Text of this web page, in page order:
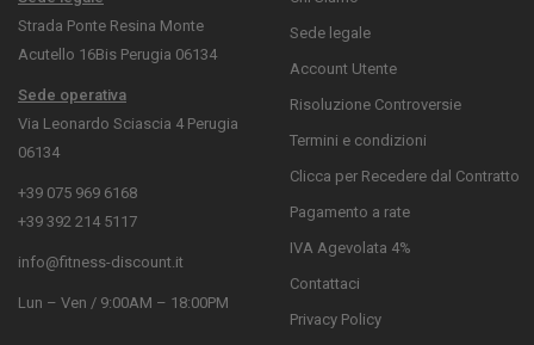
Strada Ponte Resina Monte
Acutello 16Bis Perugia 06134
Sede operativa
Via Leonardo Sciascia 4 Perugia
06134
+39 075 969 6168
+39 392 214 5117
info@fitness-discount.it
Lun – Ven / 9:00AM – 18:00PM
Sede legale
Account Utente
Risoluzione Controversie
Termini e condizioni
Clicca per Recedere dal Contratto
Pagamento a rate
IVA Agevolata 4%
Contattaci
Privacy Policy